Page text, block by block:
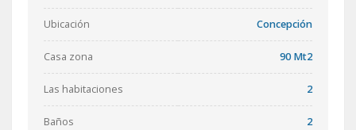
Ubicación Concepción
Casa zona 90 Mt2
Las habitaciones 2
Baños 2